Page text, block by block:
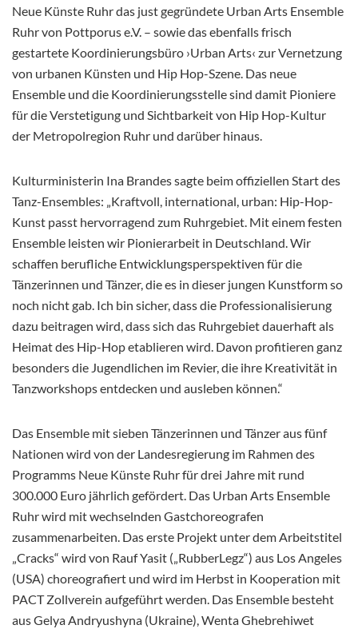
Neue Künste Ruhr das just gegründete Urban Arts Ensemble
Ruhr von Pottporus e.V. – sowie das ebenfalls frisch
gestartete Koordinierungsbüro ›Urban Arts‹ zur Vernetzung
von urbanen Künsten und Hip Hop-Szene. Das neue
Ensemble und die Koordinierungsstelle sind damit Pioniere
für die Verstetigung und Sichtbarkeit von Hip Hop-Kultur
der Metropolregion Ruhr und darüber hinaus.
Kulturministerin Ina Brandes sagte beim offiziellen Start des
Tanz-Ensembles: „Kraftvoll, international, urban: Hip-Hop-
Kunst passt hervorragend zum Ruhrgebiet. Mit einem festen
Ensemble leisten wir Pionierarbeit in Deutschland. Wir
schaffen berufliche Entwicklungsperspektiven für die
Tänzerinnen und Tänzer, die es in dieser jungen Kunstform so
noch nicht gab. Ich bin sicher, dass die Professionalisierung
dazu beitragen wird, dass sich das Ruhrgebiet dauerhaft als
Heimat des Hip-Hop etablieren wird. Davon profitieren ganz
besonders die Jugendlichen im Revier, die ihre Kreativität in
Tanzworkshops entdecken und ausleben können.“
Das Ensemble mit sieben Tänzerinnen und Tänzer aus fünf
Nationen wird von der Landesregierung im Rahmen des
Programms Neue Künste Ruhr für drei Jahre mit rund
300.000 Euro jährlich gefördert. Das Urban Arts Ensemble
Ruhr wird mit wechselnden Gastchoreografen
zusammenarbeiten. Das erste Projekt unter dem Arbeitstitel
„Cracks“ wird von Rauf Yasit („RubberLegz“) aus Los Angeles
(USA) choreografiert und wird im Herbst in Kooperation mit
PACT Zollverein aufgeführt werden. Das Ensemble besteht
aus Gelya Andryushyna (Ukraine), Wenta Ghebrehiwet